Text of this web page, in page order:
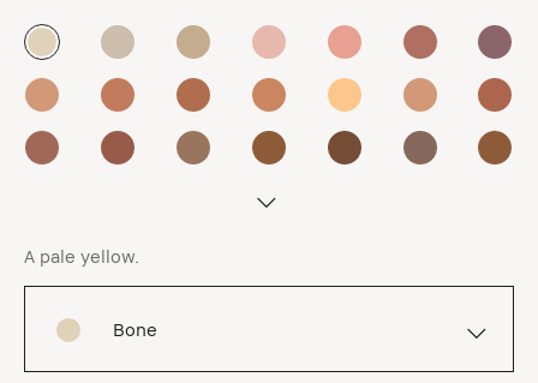
A pale yellow.
Bone